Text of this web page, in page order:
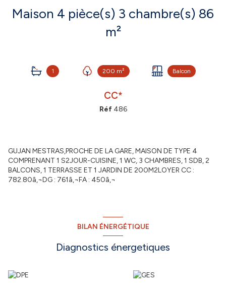
Maison 4 pièce(s) 3 chambre(s) 86
m²
1 200 m² Balcon
CC*
Réf 486
GUJAN MESTRAS,PROCHE DE LA GARE, MAISON DE TYPE 4
COMPRENANT 1 S2JOUR-CUISINE, 1 WC, 3 CHAMBRES, 1 SDB, 2
BALCONS, 1 TERRASSE ET 1 JARDIN DE 200M2LOYER CC :
782.80â‚¬DG : 761â‚¬FA : 450â‚¬
BILAN ÉNERGÉTIQUE
Diagnostics énergetiques